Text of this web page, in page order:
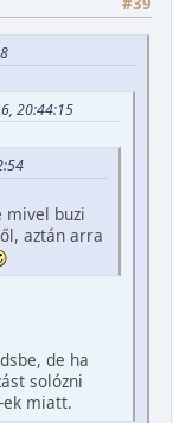
20:44:15
mivel buzi
aztán arra
de ha
solózni
ek miatt.